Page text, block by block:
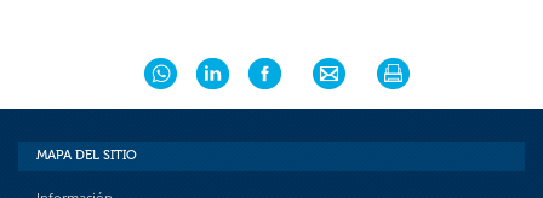
MAPA DEL SITIO